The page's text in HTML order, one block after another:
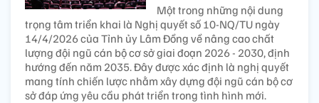
Một trong những nội dung
trọng tâm triển khai là Nghị quyết số 10-NQ/TU ngày
14/4/2026 của Tỉnh ủy Lâm Đồng về nâng cao chất
lượng đội ngũ cán bộ cơ sở giai đoạn 2026 - 2030, định
hướng đến năm 2035. Đây được xác định là nghị quyết
mang tính chiến lược nhằm xây dựng đội ngũ cán bộ cơ
sở đáp ứng yêu cầu phát triển trong tình hình mới.